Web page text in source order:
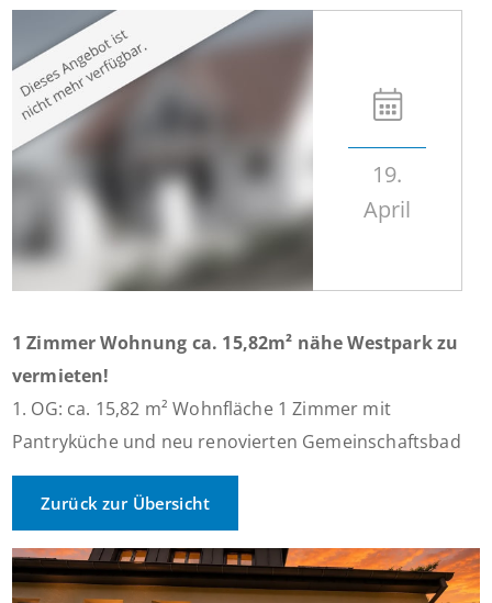
19.
April
1 Zimmer Wohnung ca. 15,82m² nähe Westpark zu
vermieten!
1. OG: ca. 15,82 m² Wohnfläche 1 Zimmer mit
Pantryküche und neu renovierten Gemeinschaftsbad
Zurück zur Übersicht